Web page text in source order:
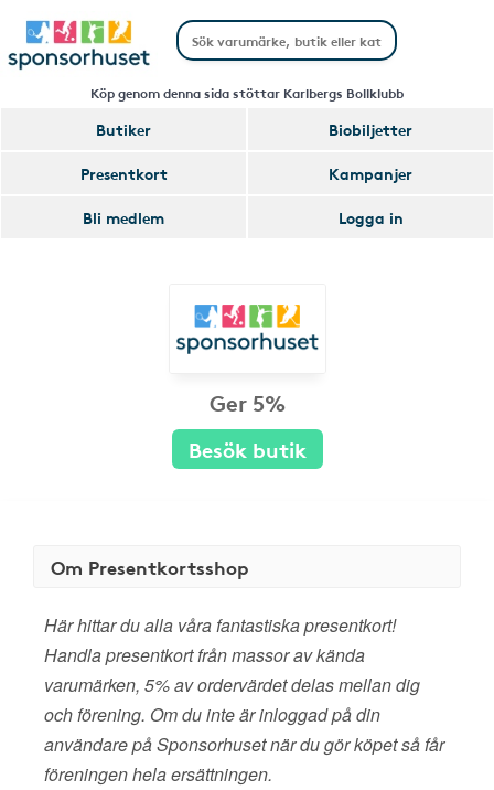
Köp genom denna sida stöttar Karlbergs Bollklubb
Butiker
Biobiljetter
Presentkort
Kampanjer
Bli medlem
Logga in
Ger 5%
Besök butik
Om Presentkortsshop
Här hittar du alla våra fantastiska presentkort!
Handla presentkort från massor av kända
varumärken, 5% av ordervärdet delas mellan dig
och förening. Om du inte är inloggad på din
användare på Sponsorhuset när du gör köpet så får
föreningen hela ersättningen.